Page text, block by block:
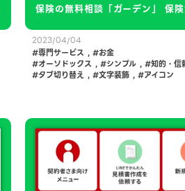
保険の無料相談「ガーデン」 保
2023/04/04
専門サービス ,
お金
オーソドックス , シンプル ,
知的・信
タブ切り替え , 文字装飾 , アイコン